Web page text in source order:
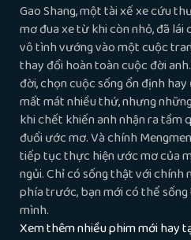
Gao Shang, một tài xế xe cứu
mơ đua xe từ khi còn nhỏ, đã
vô tình vướng vào một cuộc
thay đổi hoàn toàn cuộc đời
đời, chọn cuộc sống ổn định
mất mát nhiều thứ, nhưng
khi chết khiến anh nhận ra tầm
đuổi ước mơ. Và chính
tiếp tục thực hiện ước mơ của
ngủi. Chỉ có sống thật với chính
phía trước, bạn mới có thể
mình.
Xem thêm nhiều phim mới hay